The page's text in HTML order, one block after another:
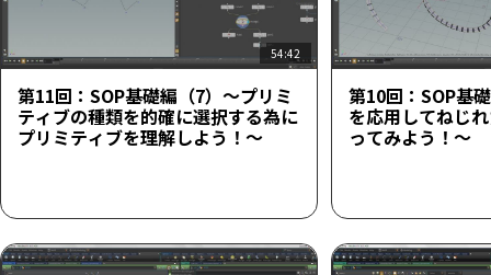
54:42
第11回：SOP基礎編（7）～プリミ
ティブの種類を的確に選択する為に
プリミティブを理解しよう！～
第10回：SOP基
を応用してねじ
ってみよう！～